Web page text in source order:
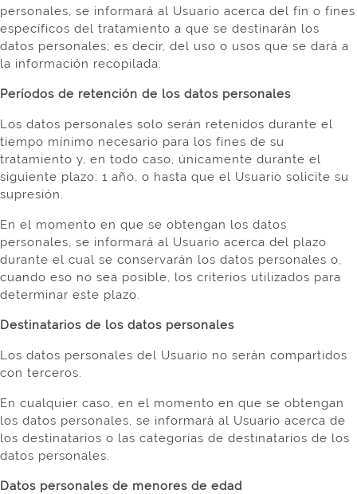
personales, se informará al Usuario acerca del fin o fines
específicos del tratamiento a que se destinarán los
datos personales; es decir, del uso o usos que se dará a
la información recopilada.
Períodos de retención de los datos personales
Los datos personales solo serán retenidos durante el
tiempo mínimo necesario para los fines de su
tratamiento y, en todo caso, únicamente durante el
siguiente plazo: 1 año, o hasta que el Usuario solicite su
supresión.
En el momento en que se obtengan los datos
personales, se informará al Usuario acerca del plazo
durante el cual se conservarán los datos personales o,
cuando eso no sea posible, los criterios utilizados para
determinar este plazo.
Destinatarios de los datos personales
Los datos personales del Usuario no serán compartidos
con terceros.
En cualquier caso, en el momento en que se obtengan
los datos personales, se informará al Usuario acerca de
los destinatarios o las categorías de destinatarios de los
datos personales.
Datos personales de menores de edad